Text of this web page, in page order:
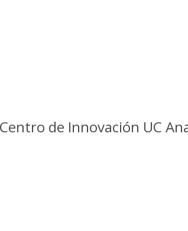
de Innovación UC